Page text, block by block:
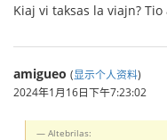
Kiaj vi taksas la viajn?
amigueo (显示个人资料)
2024年1月16日下午7:23:02
Altebrilas: